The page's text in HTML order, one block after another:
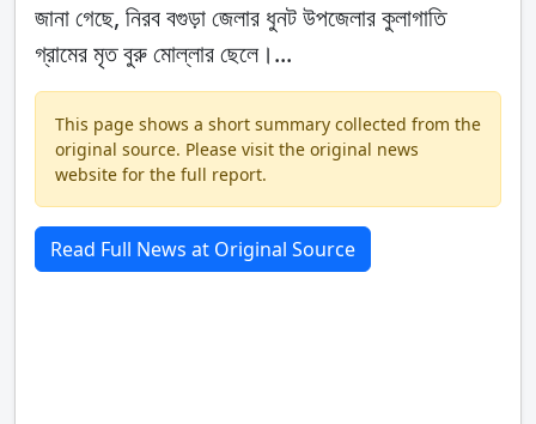
জানা গেছে, নিরব বগুড়া জেলার ধুনট উপজেলার কুলাগাতি
গ্রামের মৃত বুরু মোল্লার ছেলে।...
This page shows a short summary collected from the
original source. Please visit the original news
website for the full report.
Read Full News at Original Source